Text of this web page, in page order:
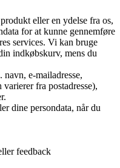
eller en ydelse fra os,
for at kunne gennemføre
services. Vi kan bruge
indkøbskurv, mens du
e-mailadresse,
varierer fra postadresse),
dine persondata, når du
feedback